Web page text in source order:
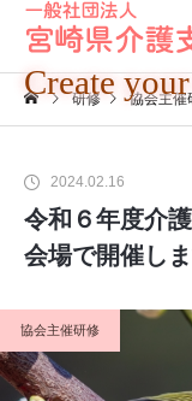
Create
研修 協会主催
2024.02.16
令和６年度介
会場で開催し
協会主催研修